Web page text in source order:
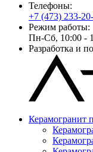
Телефоны:
+7 (473) 233-
Режим работы:
Пн-Сб, 10:00 -
Разработка и
Керамогранит